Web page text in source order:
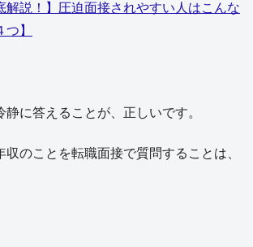
解説！】圧迫面接されやすい人はこんな
】
静に答えることが、正しいです。
収のことを転職面接で質問することは、